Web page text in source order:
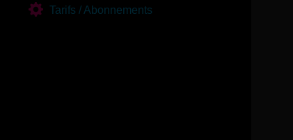
Tarifs / Abonnements